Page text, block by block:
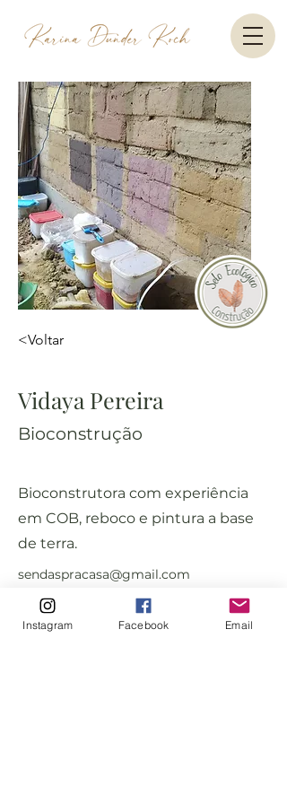
<Voltar
Vidaya Pereira
Bioconstrução
Bioconstrutora com experiência
em COB, reboco e pintura a base
de terra.
sendaspracasa@gmail.com
Instagram Facebook Email